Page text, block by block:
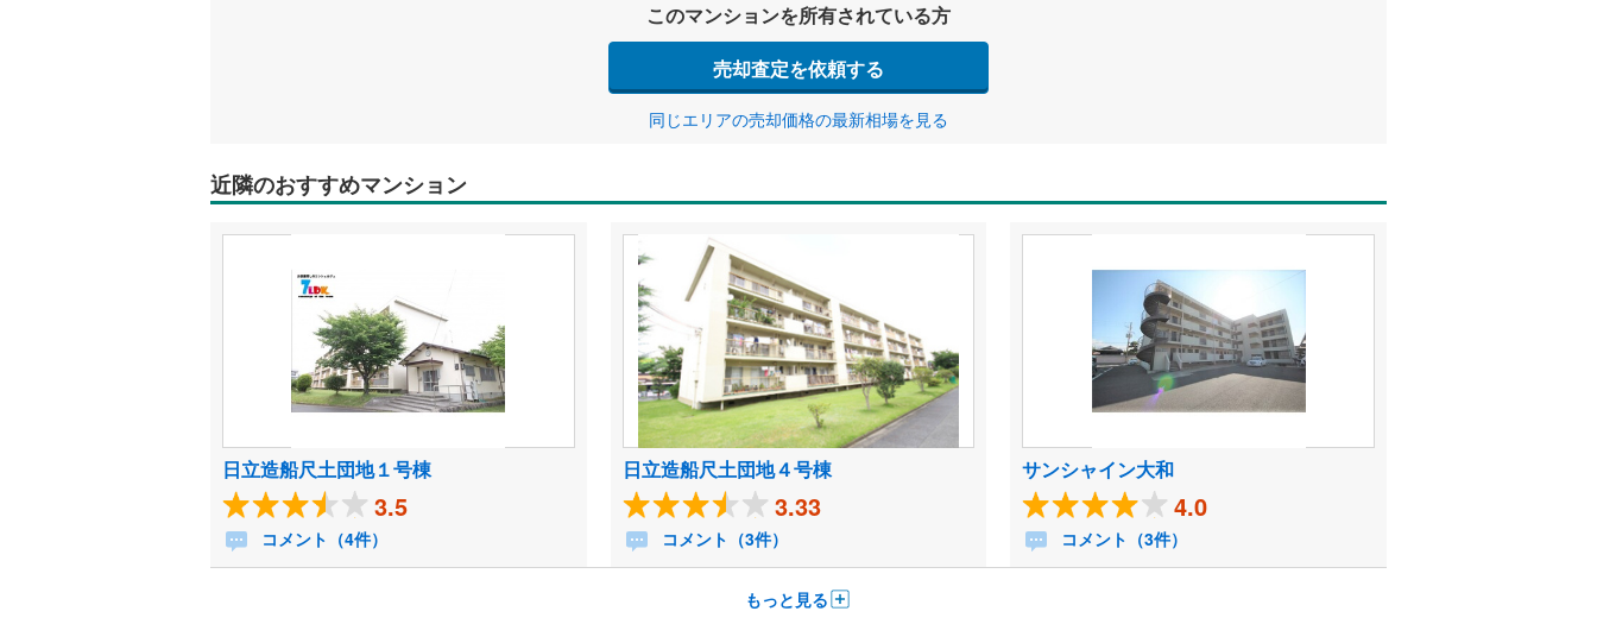
このマンションを所有されている方
売却査定を依頼する
同じエリアの売却価格の最新相場を見る
近隣のおすすめマンション
日立造船尺土団地１号棟
3.5
コメント（4件）
日立造船尺土団地４号棟
3.33
コメント（3件）
サンシャイン大和
4.0
コメント（3件）
もっと見る